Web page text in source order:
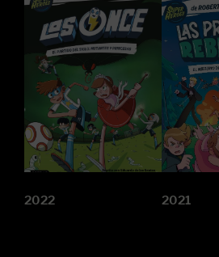
2022 2021